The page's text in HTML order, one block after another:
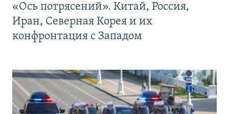
«Ось потрясений». Китай, Россия,
Иран, Северная Корея и их
конфронтация с Западом